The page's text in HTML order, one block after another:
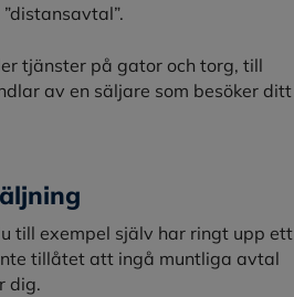
tjänster på gator och torg, till
av en säljare som besöker ditt
till exempel själv har ringt upp ett
tillåtet att ingå muntliga avtal
dig.